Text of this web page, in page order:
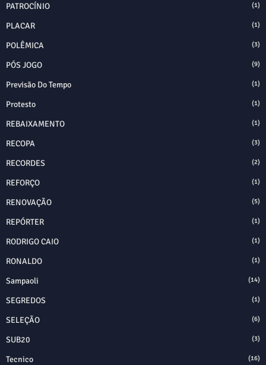
PATROCÍNIO (1)
PLACAR (1)
POLÊMICA (3)
PÓS JOGO (9)
Previsão Do Tempo (1)
Protesto (1)
REBAIXAMENTO (1)
RECOPA (3)
RECORDES (2)
REFORÇO (1)
RENOVAÇÃO (5)
REPÓRTER (1)
RODRIGO CAIO (1)
RONALDO (1)
Sampaoli (14)
SEGREDOS (1)
SELEÇÃO (6)
SUB20 (3)
Tecnico (16)